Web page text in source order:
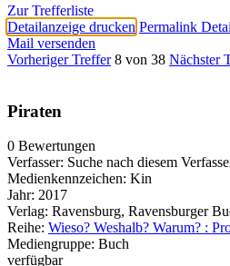
Zur Trefferliste
Detailanzeige drucken Permalink
Mail versenden
Vorheriger Treffer 8 von 38 Nächster
Piraten
0 Bewertungen
Verfasser: Suche nach diesem
Medienkennzeichen: Kin
Jahr: 2017
Verlag: Ravensburg, Ravensburger
Reihe: Wieso? Weshalb? Warum? :
Mediengruppe: Buch
verfügbar